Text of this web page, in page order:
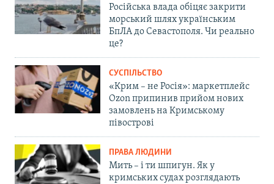
Російська влада обіцяє закрити
морський шлях українським
БпЛА до Севастополя. Чи реально
це?
СУСПІЛЬСТВО
«Крим – не Росія»: маркетплейс
Ozon припинив прийом нових
замовлень на Кримському
півострові
ПРАВА ЛЮДИНИ
Мить – і ти шпигун. Як у
кримських судах розглядають